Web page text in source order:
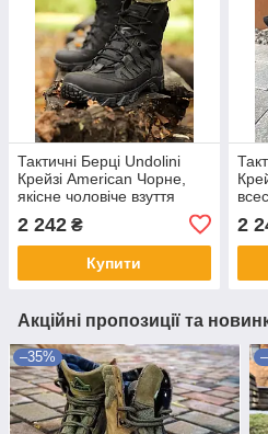
Тактичні Берці Undolini
Крейзі American Чорне,
якісне чоловіче взуття
2 242 ₴
Купити
2
Акційні пропозиції та
–35%